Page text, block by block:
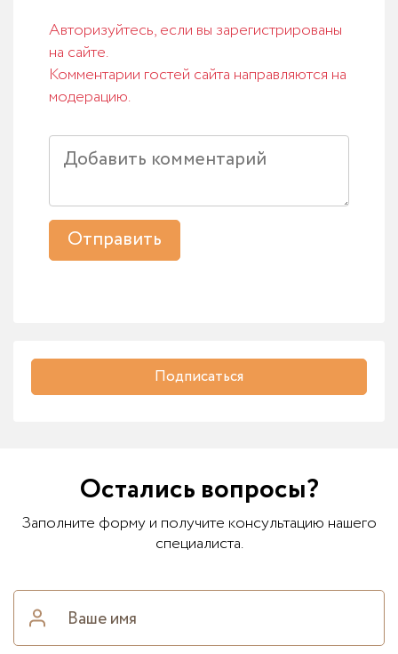
Авторизуйтесь, если вы зарегистрированы
на сайте.
Комментарии гостей сайта направляются на
модерацию.
Отправить
Подписаться
Остались вопросы?
Заполните форму и получите консультацию нашего
специалиста.